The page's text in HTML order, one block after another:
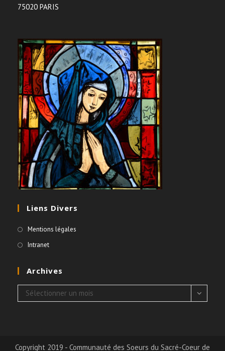
75020 PARIS
Liens Divers
Mentions légales
Intranet
Archives
Archives
Sélectionner un mois
Copyright 2019 - Communauté des Soeurs du Sacré-Coeur de